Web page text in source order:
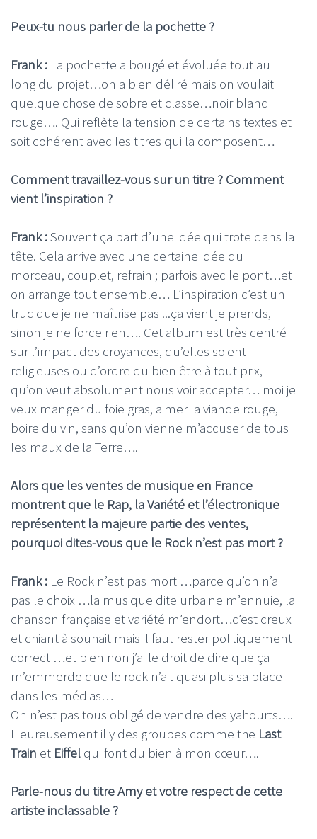
Peux-tu nous parler de la pochette ?
Frank : La pochette a bougé et évoluée tout au
long du projet…on a bien déliré mais on voulait
quelque chose de sobre et classe…noir blanc
rouge…. Qui reflète la tension de certains textes et
soit cohérent avec les titres qui la composent…
Comment travaillez-vous sur un titre ? Comment
vient l’inspiration ?
Frank :Souvent ça part d’une idée qui trote dans la
tête. Cela arrive avec une certaine idée du
morceau, couplet, refrain ; parfois avec le pont…et
on arrange tout ensemble… L’inspiration c’est un
truc que je ne maîtrise pas ...ça vient je prends,
sinon je ne force rien…. Cet album est très centré
sur l’impact des croyances, qu’elles soient
religieuses ou d’ordre du bien être à tout prix,
qu’on veut absolument nous voir accepter… moi je
veux manger du foie gras, aimer la viande rouge,
boire du vin, sans qu’on vienne m’accuser de tous
les maux de la Terre….
Alors que les ventes de musique en France
montrent que le Rap, la Variété et l’électronique
représentent la majeure partie des ventes,
pourquoi dites-vous que le Rock n’est pas mort ?
Frank : Le Rock n’est pas mort …parce qu’on n’a
pas le choix …la musique dite urbaine m’ennuie, la
chanson française et variété m’endort…c’est creux
et chiant à souhait mais il faut rester politiquement
correct …et bien non j’ai le droit de dire que ça
m’emmerde que le rock n’ait quasi plus sa place
dans les médias…
On n’est pas tous obligé de vendre des yahourts….
Heureusement il y des groupes comme the Last
Train et Eiffel qui font du bien à mon cœur….
Parle-nous du titre Amy et votre respect de cette
artiste inclassable ?